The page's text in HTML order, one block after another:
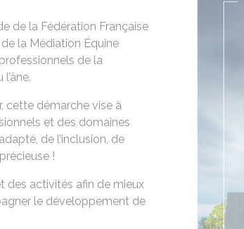
de la Fédération Française
la Médiation Équine
de la
cette démarche vise à
et des domaines
de l’inclusion, de
!
des activités afin de mieux
le développement de